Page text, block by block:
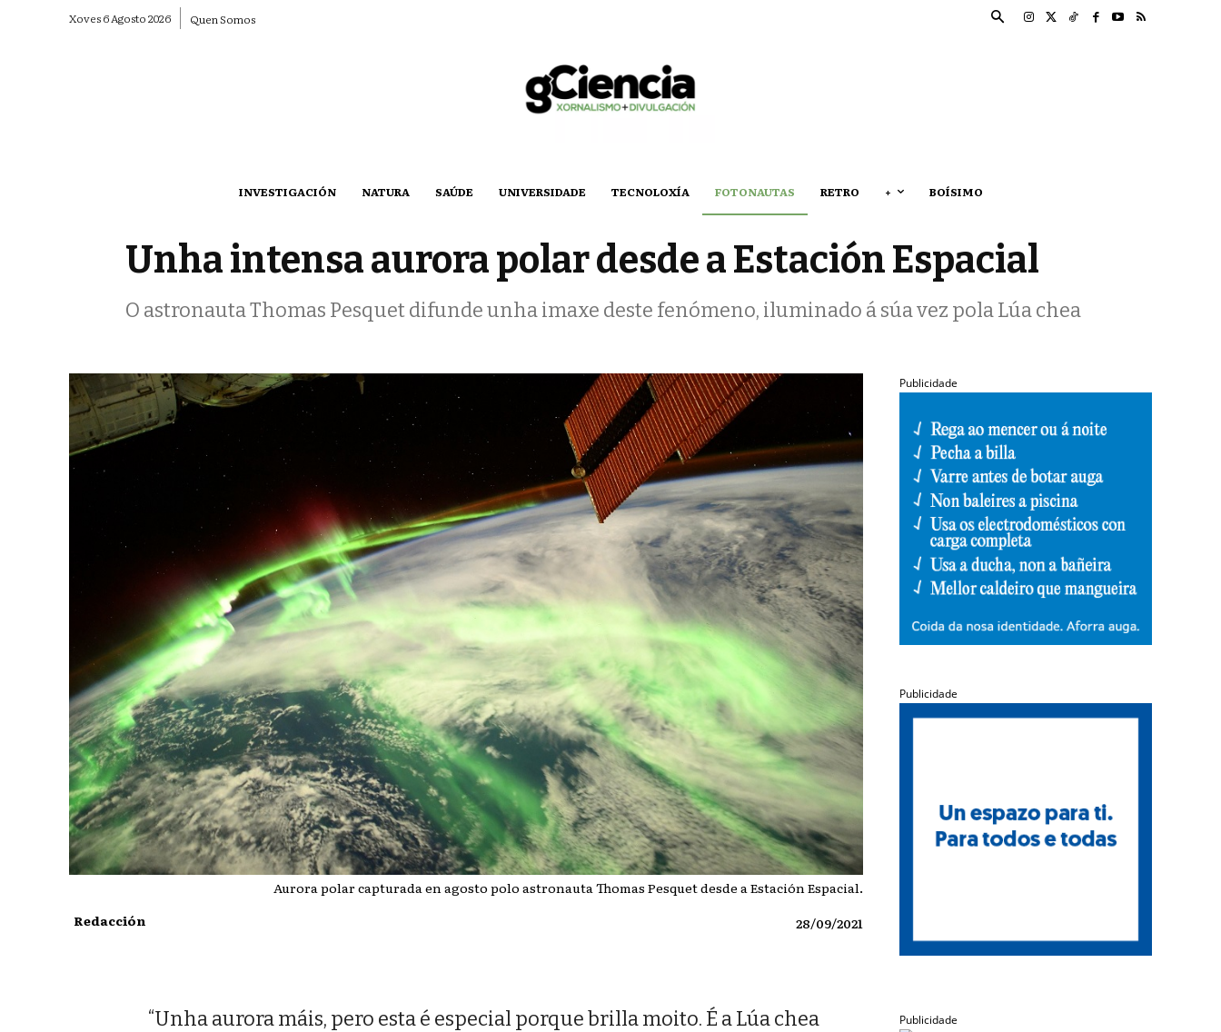
Xoves 6 Agosto 2026 Quen Somos
INVESTIGACIÓN NATURA SAÚDE UNIVERSIDADE TECNOLOXÍA FOTONAUTAS RETRO + BOÍSIMO
Unha intensa aurora polar desde a Estación Espacial
O astronauta Thomas Pesquet difunde unha imaxe deste fenómeno, iluminado á súa vez pola Lúa chea
Aurora polar capturada en agosto polo astronauta Thomas Pesquet desde a Estación Espacial.
Redacción
28/09/2021
“Unha aurora máis, pero esta é especial porque brilla moito. É a Lúa chea
Publicidade
Publicidade
Publicidade